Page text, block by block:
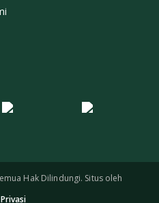
Logo Diagnos
Hak Dilindungi. Situs oleh